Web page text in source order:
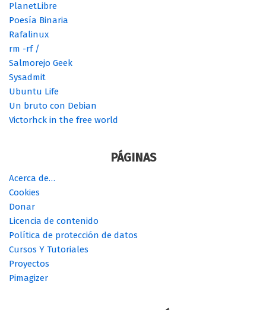
PlanetLibre
Poesía Binaria
Rafalinux
rm -rf /
Salmorejo Geek
Sysadmit
Ubuntu Life
Un bruto con Debian
Victorhck in the free world
PÁGINAS
Acerca de…
Cookies
Donar
Licencia de contenido
Política de protección de datos
Cursos Y Tutoriales
Proyectos
Pimagizer